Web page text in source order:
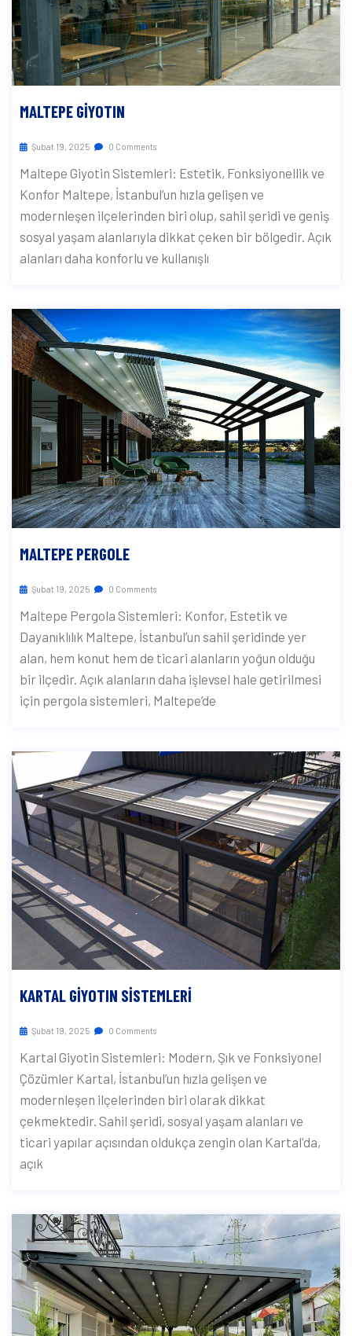
MALTEPE GIYOTIN
Şubat 19, 2025 0 Comments
Maltepe Giyotin Sistemleri: Estetik, Fonksiyonellik ve
Konfor Maltepe, İstanbul’un hızla gelişen ve
modernleşen ilçelerinden biri olup, sahil şeridi ve geniş
sosyal yaşam alanlarıyla dikkat çeken bir bölgedir. Açık
alanları daha konforlu ve kullanışlı
MALTEPE PERGOLE
Şubat 19, 2025 0 Comments
Maltepe Pergola Sistemleri: Konfor, Estetik ve
Dayanıklılık Maltepe, İstanbul’un sahil şeridinde yer
alan, hem konut hem de ticari alanların yoğun olduğu
bir ilçedir. Açık alanların daha işlevsel hale getirilmesi
için pergola sistemleri, Maltepe’de
KARTAL GIYOTIN SISTEMLERI
Şubat 19, 2025 0 Comments
Kartal Giyotin Sistemleri: Modern, Şık ve Fonksiyonel
Çözümler Kartal, İstanbul’un hızla gelişen ve
modernleşen ilçelerinden biri olarak dikkat
çekmektedir. Sahil şeridi, sosyal yaşam alanları ve
ticari yapılar açısından oldukça zengin olan Kartal'da,
açık